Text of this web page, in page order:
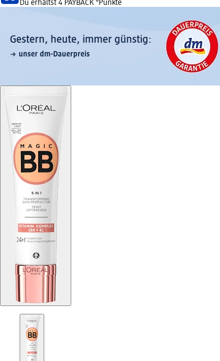
Du erhältst 4 PAYBACK °Punkte
Gestern, heute, immer günstig:
unser dm-Dauerpreis